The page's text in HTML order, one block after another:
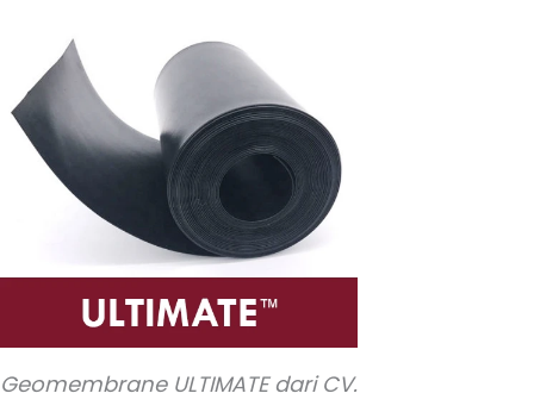
Geomembrane ULTIMATE dari CV.